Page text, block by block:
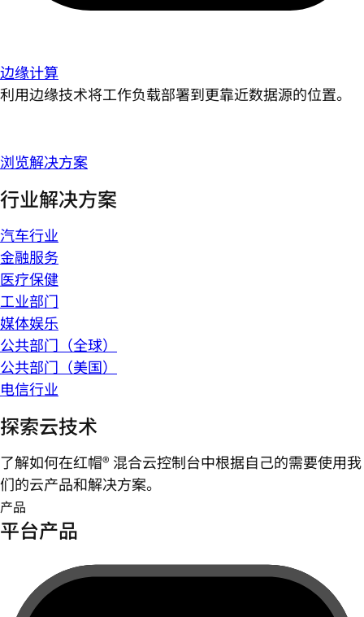
边缘计算
利用边缘技术将工作负载部署到更靠近数据源的位置。
浏览解决方案
行业解决方案
汽车行业
金融服务
医疗保健
工业部门
媒体娱乐
公共部门（全球）
公共部门（美国）
电信行业
探索云技术
了解如何在红帽® 混合云控制台中根据自己的需要使用我
们的云产品和解决方案。
产品
平台产品